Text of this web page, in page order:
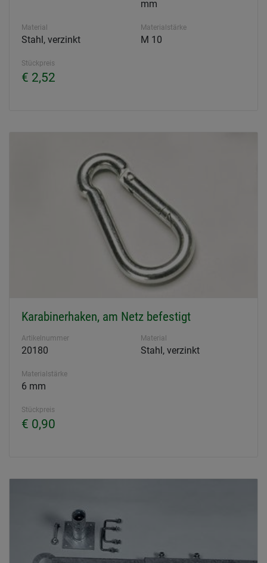
mm
Material
Stahl, verzinkt
Materialstärke
M 10
Stückpreis
€ 2,52
Karabinerhaken, am Netz befestigt
Artikelnummer
20180
Material
Stahl, verzinkt
Materialstärke
6 mm
Stückpreis
€ 0,90